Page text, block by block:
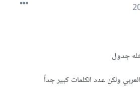
جدول
ولكن عدد الكلمات كبير جداً